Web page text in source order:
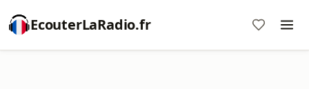
EcouterLaRadio.fr